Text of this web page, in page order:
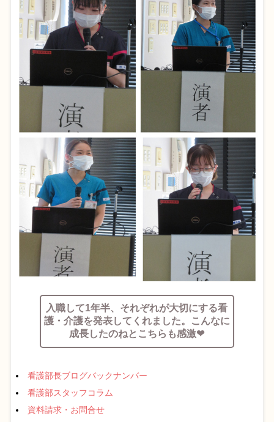
入職して1年半、それぞれが大切にする看
護・介護を発表してくれました。こんなに
成長したのねとこちらも感激❤
看護部長ブログバックナンバー
看護部スタッフコラム
資料請求・お問合せ